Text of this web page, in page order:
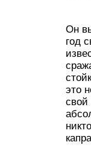
Он
год
это